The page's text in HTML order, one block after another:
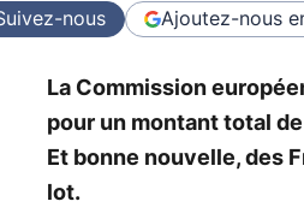
nous Ajoutez-nous
La Commission
pour un montant total
Et bonne nouvelle, des
lot.